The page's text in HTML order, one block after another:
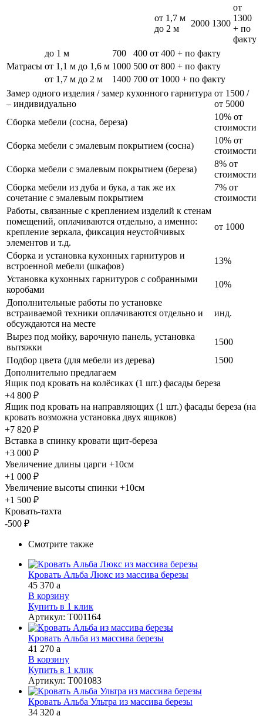
от 1,7 м
до 2 м
2000 1300
от
1300
+ по
факту
Матрасы
до 1 м 700 400 от 400 + по факту
от 1,1 м до 1,6 м 1000 500 от 800 + по факту
от 1,7 м до 2 м
1400 700 от 1000 + по факту
Замер одного изделия / замер кухонного гарнитура
– индивидуально
от 1500 /
от 5000
Сборка мебели (сосна, береза)
10% от
стоимости
Сборка мебели с эмалевым покрытием (сосна)
10% от
стоимости
Сборка мебели с эмалевым покрытием (береза)
8% от
стоимости
Сборка мебели из дуба и бука, а так же их
сочетание с эмалевым покрытием
7% от
стоимости
Работы, связанные с креплением изделий к стенам
помещений, оплачиваются отдельно, а именно:
крепление зеркала, фиксация неустойчивых
элементов и т.д.
от 1000
Сборка и установка кухонных гарнитуров и
встроенной мебели (шкафов)
13%
Установка кухонных гарнитуров с собранными
коробами
10%
Дополнительные работы по установке
встраиваемой техники оплачиваются отдельно и
обсуждаются на месте
инд.
Вырез под мойку, варочную панель, установка
вытяжки
1500
Подбор цвета (для мебели из дерева)
1500
Дополнительно предлагаем
Ящик под кровать на колёсиках (1 шт.) фасады береза
+4 800 ₽
Ящик под кровать на направляющих (1 шт.) фасады береза (на
кровать возможна установка двух ящиков)
+7 820 ₽
Вставка в спинку кровати щит-береза
+3 000 ₽
Увеличение длины царги +10см
+1 000 ₽
Увеличение высоты спинки +10см
+1 500 ₽
Кровать-тахта
-500 ₽
Смотрите также
Кровать Альба Люкс из массива березы
45 370 a
В корзину
Купить в 1 клик
Артикул: Т001164
Кровать Альба из массива березы
41 270 a
В корзину
Купить в 1 клик
Артикул: Т001083
Кровать Альба Ультра из массива березы
34 320 a